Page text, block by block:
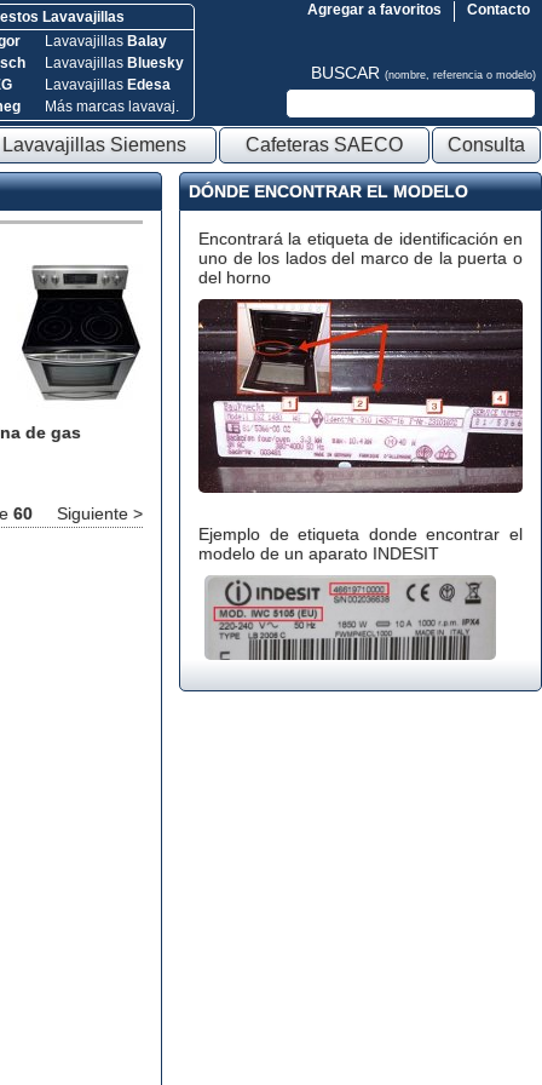
Lavavajillas
Lavavajillas Balay
Lavavajillas Bluesky
Lavavajillas Edesa
Más marcas lavavaj.
Contacto
Agregar a favoritos
BUSCAR (nombre, referencia o modelo)
Lavavajillas Siemens Cafeteras SAECO Consulta
de gas
60 Siguiente >
DÓNDE ENCONTRAR EL MODELO
Encontrará la etiqueta de identificación en
uno de los lados del marco de la puerta o
del horno
Ejemplo de etiqueta donde encontrar el
modelo de un aparato INDESIT